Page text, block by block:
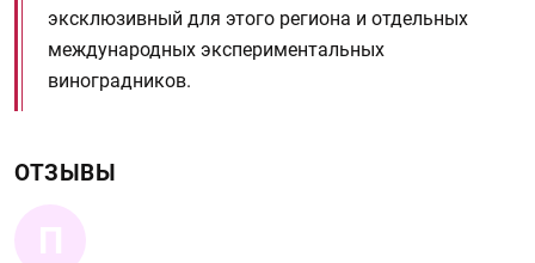
эксклюзивный для этого региона и отдельных
международных экспериментальных
виноградников.
ОТЗЫВЫ
П